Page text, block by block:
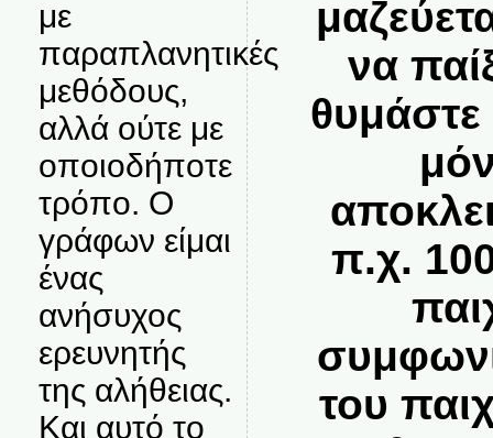
με
παραπλανητικές
μεθόδους,
αλλά ούτε με
οποιοδήποτε
τρόπο. Ο
γράφων είμαι
ένας
ανήσυχος
ερευνητής
της αλήθειας.
Και αυτό το
να
θυμάστε
π.χ. 100
του